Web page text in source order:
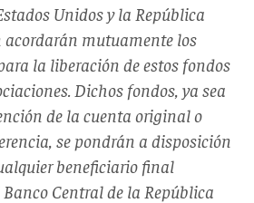
Unidos y la República
mutuamente los
la liberación de estos fondos
Dichos fondos, ya sea
de la cuenta original o
se pondrán a disposición
beneficiario final
Central de la República